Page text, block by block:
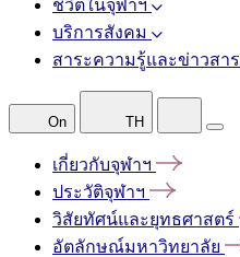
ชีวิตในจุฬาฯ
บริการสังคม
สาระความรู้และข่าวสาร
On TH
เกี่ยวกับจุฬาฯ
ประวัติจุฬาฯ
วิสัยทัศน์และยุทธศาสตร์
อัตลักษณ์มหาวิทยาลัย